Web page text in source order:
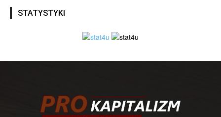
STATYSTYKI